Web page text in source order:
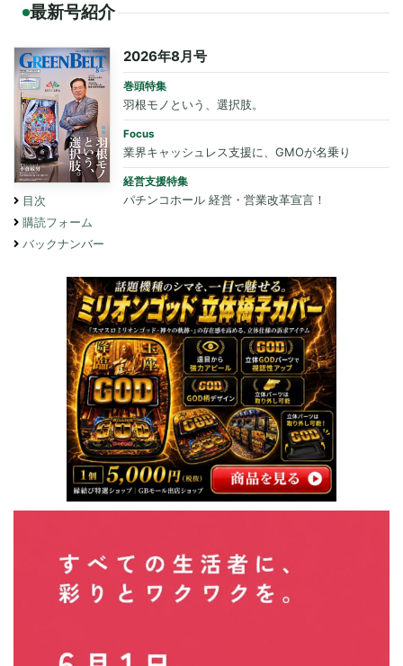
最新号紹介
目次
購読フォーム
バックナンバー
2026年8月号
巻頭特集
羽根モノという、選択肢。
Focus
業界キャッシュレス支援に、GMOが名乗り
経営支援特集
パチンコホール 経営・営業改革宣言！